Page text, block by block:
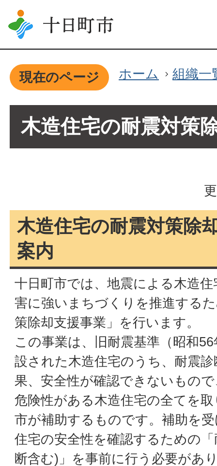
現在のページ ホーム 組織一
木造住宅の耐震対策
木造住宅の耐震対策除
案内
十日町市では、地震による木造
害に強いまちづくりを推進する
策除却支援事業」を行います。
この事業は、旧耐震基準（昭和
設された木造住宅のうち、耐震
果、安全性が確認できないもの
危険性がある木造住宅の全てを
市が補助するものです。補助を
住宅の安全性を確認するための
断含む)」を事前に行う必要があ